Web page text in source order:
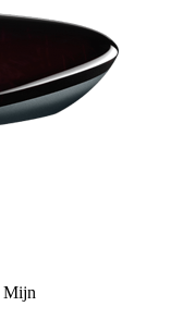
Mijn